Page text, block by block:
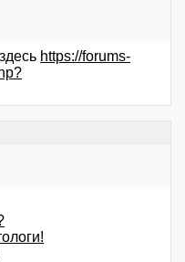
https://forums-